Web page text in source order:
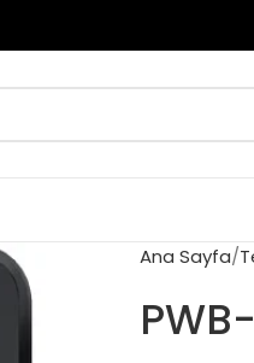
Ana Sayfa